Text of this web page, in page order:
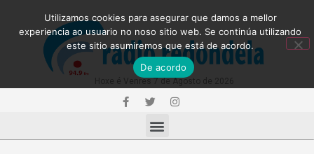
Utilizamos cookies para asegurar que damos a mellor
experiencia ao usuario no noso sitio web. Se continúa utilizando
este sitio asumiremos que está de acordo.
De acordo